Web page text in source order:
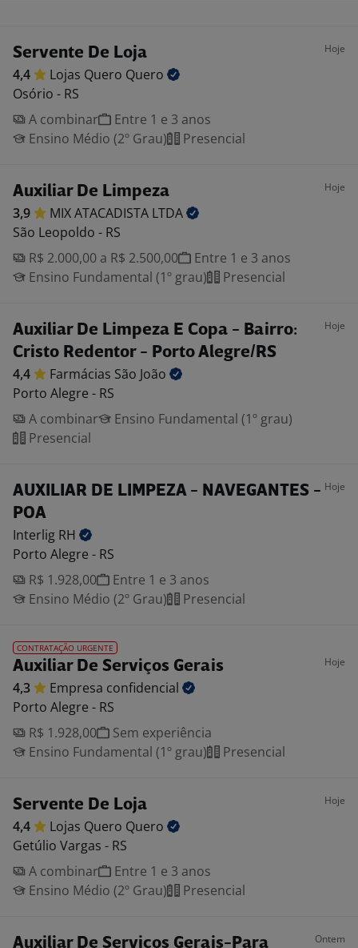
Servente De Loja Hoje
4,4 Lojas Quero Quero
Osório - RS
A combinar
Entre 1 e 3 anos
Ensino Médio (2º Grau)
Presencial
Auxiliar De Limpeza Hoje
3,9 MIX ATACADISTA LTDA
São Leopoldo - RS
R$ 2.000,00 a R$ 2.500,00
Entre 1 e 3 anos
Ensino Fundamental (1º grau)
Presencial
Auxiliar De Limpeza E Copa - Bairro:
Cristo Redentor - Porto Alegre/RS
Hoje
4,4 Farmácias São João
Porto Alegre - RS
A combinar
Ensino Fundamental (1º grau)
Presencial
AUXILIAR DE LIMPEZA - NAVEGANTES -
POA
Hoje
Interlig RH
Porto Alegre - RS
R$ 1.928,00
Entre 1 e 3 anos
Ensino Médio (2º Grau)
Presencial
CONTRATAÇÃO URGENTE
Auxiliar De Serviços Gerais Hoje
4,3 Empresa confidencial
Porto Alegre - RS
R$ 1.928,00
Sem experiência
Ensino Fundamental (1º grau)
Presencial
Servente De Loja Hoje
4,4 Lojas Quero Quero
Getúlio Vargas - RS
A combinar
Entre 1 e 3 anos
Ensino Médio (2º Grau)
Presencial
Auxiliar De Serviços Gerais-Para
Ontem